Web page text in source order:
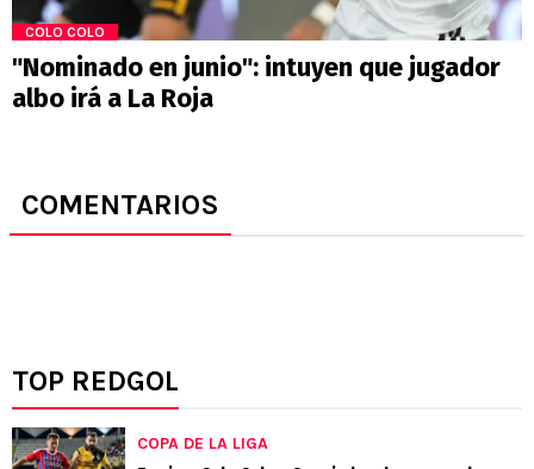
COLO COLO
"Nominado en junio": intuyen que jugador
albo irá a La Roja
COMENTARIOS
TOP REDGOL
COPA DE LA LIGA